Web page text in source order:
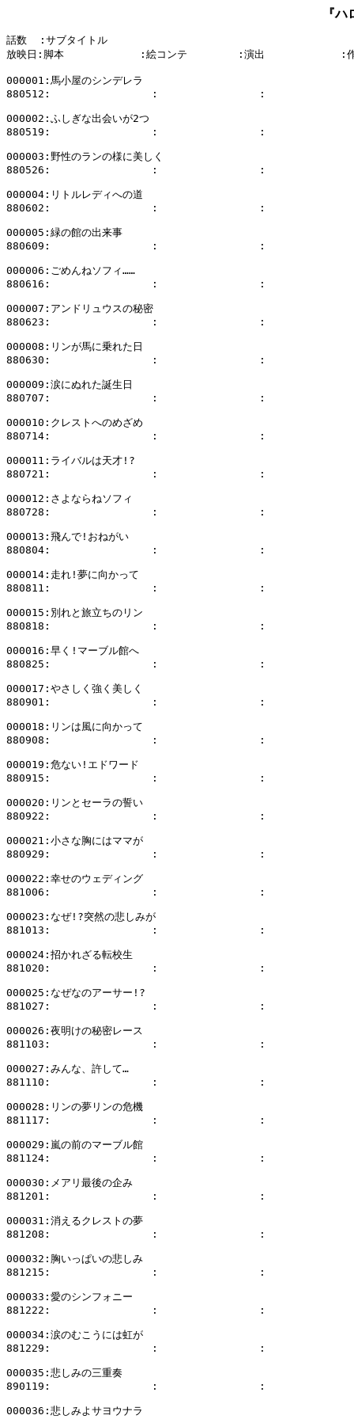
『
話数  :サブタイトル
放映日:脚本            :絵コンテ        :演出            :作
000001:馬小屋のシンデレラ
880512:                :                :
000002:ふしぎな出会いが2つ
880519:                :                :
000003:野性のランの様に美しく
880526:                :                :
000004:リトルレディへの道
880602:                :                :
000005:緑の館の出来事
880609:                :                :
000006:ごめんねソフィ……
880616:                :                :
000007:アンドリュウスの秘密
880623:                :                :
000008:リンが馬に乗れた日
880630:                :                :
000009:涙にぬれた誕生日
880707:                :                :
000010:クレストへのめざめ
880714:                :                :
000011:ライバルは天才!?
880721:                :                :
000012:さよならねソフィ
880728:                :                :
000013:飛んで!おねがい
880804:                :                :
000014:走れ!夢に向かって
880811:                :                :
000015:別れと旅立ちのリン
880818:                :                :
000016:早く!マーブル館へ
880825:                :                :
000017:やさしく強く美しく
880901:                :                :
000018:リンは風に向かって
880908:                :                :
000019:危ない!エドワード
880915:                :                :
000020:リンとセーラの誓い
880922:                :                :
000021:小さな胸にはママが
880929:                :                :
000022:幸せのウェディング
881006:                :                :
000023:なぜ!?突然の悲しみが
881013:                :                :
000024:招かれざる転校生
881020:                :                :
000025:なぜなのアーサー!?
881027:                :                :
000026:夜明けの秘密レース
881103:                :                :
000027:みんな、許して…
881110:                :                :
000028:リンの夢リンの危機
881117:                :                :
000029:嵐の前のマーブル館
881124:                :                :
000030:メアリ最後の企み
881201:                :                :
000031:消えるクレストの夢
881208:                :                :
000032:胸いっぱいの悲しみ
881215:                :                :
000033:愛のシンフォニー
881222:                :                :
000034:涙のむこうには虹が
881229:                :                :
000035:悲しみの三重奏
890119:                :                :
000036:悲しみよサヨウナラ